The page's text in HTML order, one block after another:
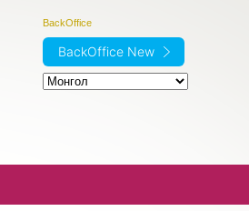
BackOffice
BackOffice New